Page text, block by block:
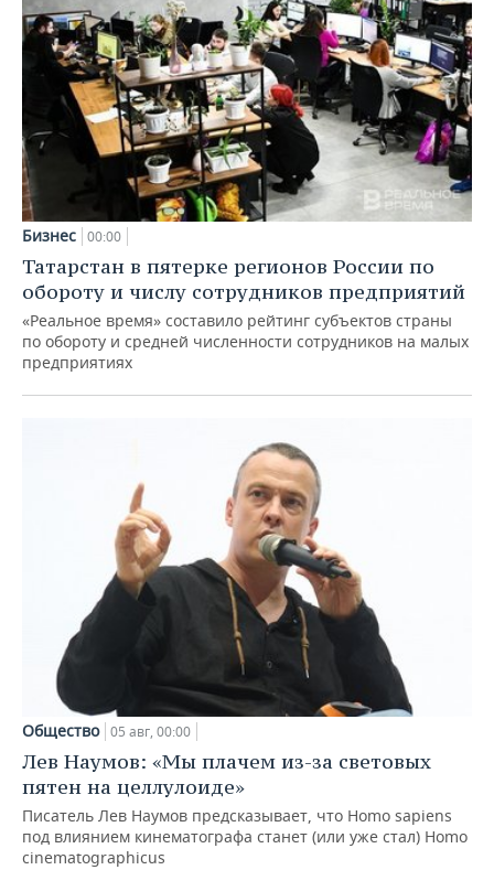
Бизнес 00:00
Татарстан в пятерке регионов России по
обороту и числу сотрудников предприятий
«Реальное время» составило рейтинг субъектов страны
по обороту и средней численности сотрудников на малых
предприятиях
Общество 05 авг, 00:00
Лев Наумов: «Мы плачем из-за световых
пятен на целлулоиде»
Писатель Лев Наумов предсказывает, что Homo sapiens
под влиянием кинематографа станет (или уже стал) Homo
cinematographicus